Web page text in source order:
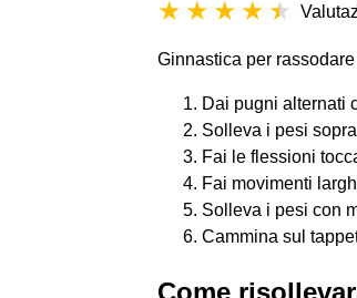
Ginnastica per
Dai pugni alternati
Solleva i pesi
Fai le flessioni
Fai movimenti
Solleva i pesi con
Cammina sul
Come